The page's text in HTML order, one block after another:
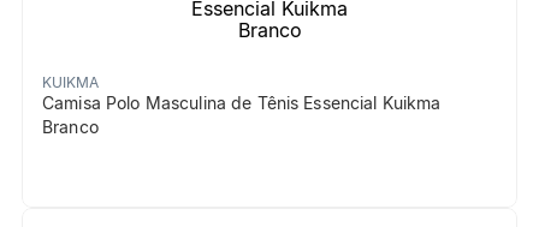
KUIKMA
Camisa Polo Masculina de Tênis Essencial Kuikma
Branco